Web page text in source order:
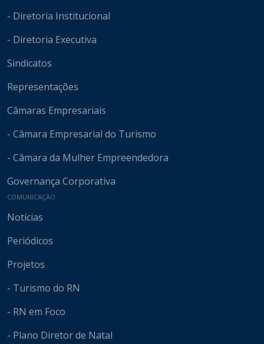
- Diretoria Institucional
- Diretoria Executiva
Sindicatos
Representações
Câmaras Empresariais
- Câmara Empresarial do Turismo
- Câmara da Mulher Empreendedora
Governança Corporativa
COMUNICAÇÃO
Notícias
Periódicos
Projetos
- Turismo do RN
- RN em Foco
- Plano Diretor de Natal